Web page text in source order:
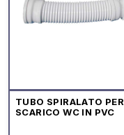
TUBO SPIRALATO PER
SCARICO WC IN PVC